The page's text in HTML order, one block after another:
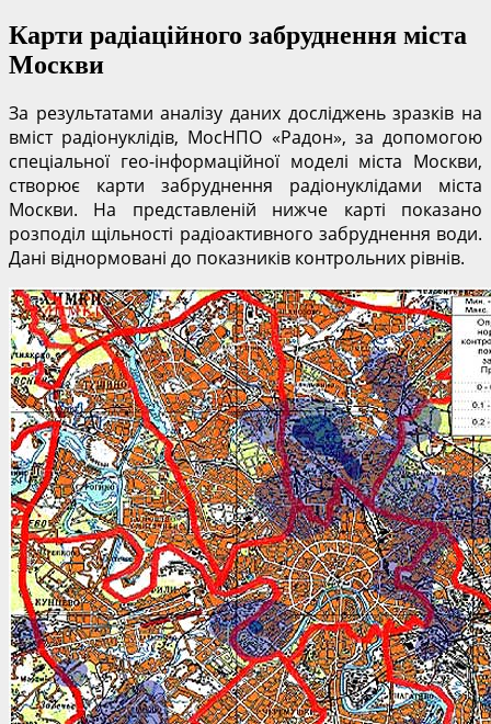
Карти радіаційного забруднення міста
Москви
За результатами аналізу даних досліджень зразків на
вміст радіонуклідів, МосНПО «Радон», за допомогою
спеціальної гео-інформаційної моделі міста Москви,
створює карти забруднення радіонуклідами міста
Москви. На представленій нижче карті показано
розподіл щільності радіоактивного забруднення води.
Дані віднормовані до показників контрольних рівнів.